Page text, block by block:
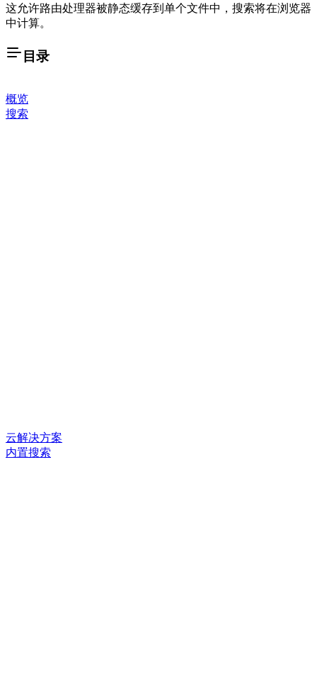
这允许路由处理器被静态缓存到单个文件中，搜索将在浏览器
中计算。
目录
概览
搜索
云解决方案
内置搜索